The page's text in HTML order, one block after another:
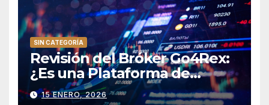
SIN CATEGORÍA
Revisión del Bróker Go4Rex:
¿Es una Plataforma de
Trading Confiable?
15 ENERO, 2026